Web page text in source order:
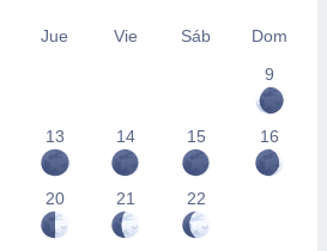
Jue Vie Sáb
Dom
9
13 14 15 16
20 21 22